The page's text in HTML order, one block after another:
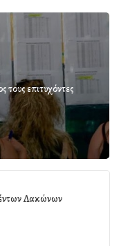
επιτυχόντες
Λακώνων